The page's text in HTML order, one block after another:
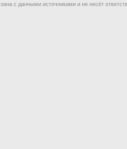
с данными источниками и не несёт